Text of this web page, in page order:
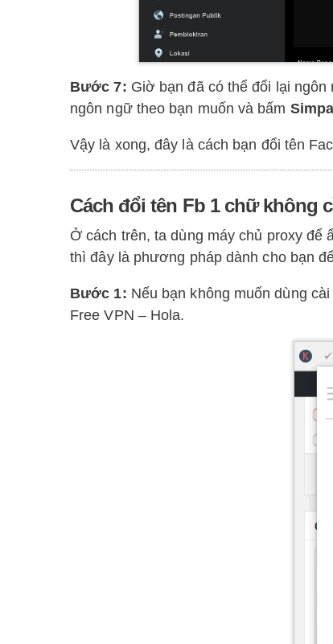
Bước 7: Giờ bạn đã có thể đổi lại
ngôn ngữ theo bạn muốn và bấm
Vậy là xong, đây là cách bạn đổi tên
Cách đổi tên Fb 1 chữ không
Ở cách trên, ta dùng máy chủ proxy để
thì đây là phương pháp dành cho bạn
Bước 1: Nếu bạn không muốn dùng
Free VPN – Hola.